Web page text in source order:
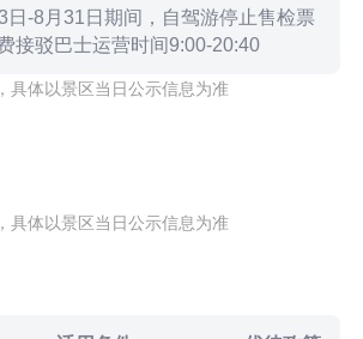
日-8月31日期间，自驾游停止售检票
接驳巴士运营时间9:00-20:40
具体以景区当日公示信息为准
具体以景区当日公示信息为准